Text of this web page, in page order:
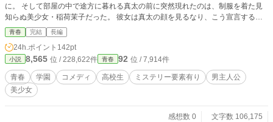
に。 ​そして部屋の中で途方に暮れる真太の前に突然現れたのは、制服を着た見
知らぬ美少女・稲荷茉子だった。 彼女は真太の顔を見るなり、こう宣言する。 ​
「わ、私は。真太の、か、彼女……だよっ？」 彼女だというのに、​交通事故の
詳細は誤魔化すし、なんなら部屋にすら入ったことがない様子……。 その嘘は
あまりにも不自然で、ポンコツすぎで。この子は絶対に、記憶を失った”本当の
理由”を隠そうとしている。 真実を探るため、真太はあえてこの得体の知れない
「自称彼女」の嘘に乗っかることを決意する。 こうしてポンコツ可愛い「自称
彼女」との、記憶を探る少し奇妙でちょっぴり甘い高校生活が始まった──。
青春 完結 長編
24h.ポイント 142pt
小説 8,565 位 / 228,622件 青春 92 位 / 7,914件
青春 学園 コメディ 高校生 ミステリー要素有り
男主人公
美少女
感想数 0
文字数 106,175